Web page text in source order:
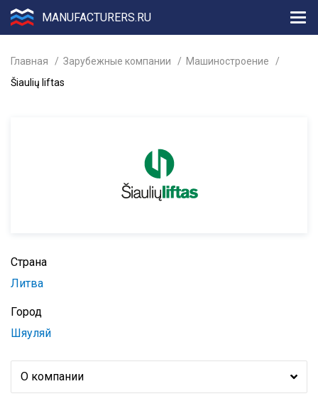
MANUFACTURERS.RU
Главная Зарубежные компании
Машиностроение
Šiaulių liftas
Страна
Литва
Город
Шяуляй
О компании